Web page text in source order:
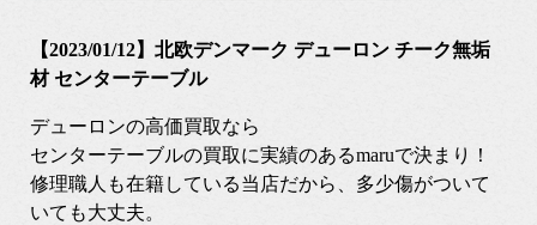
【2023/01/12】北欧デンマーク デューロン チーク無垢
材 センターテーブル
デューロンの高価買取なら
センターテーブルの買取に実績のあるmaruで決まり！
修理職人も在籍している当店だから、多少傷がついて
いても大丈夫。